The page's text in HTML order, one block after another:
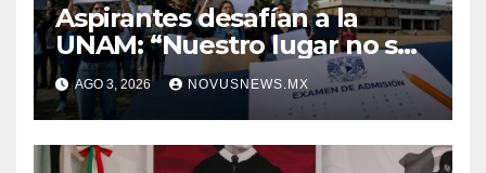
Aspirantes desafían a la
UNAM: “Nuestro lugar no se
negocia”
AGO 3, 2026 NOVUSNEWS.MX